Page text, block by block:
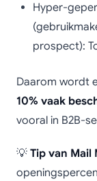
Hyper-
prospect):
Daarom wordt
10% vaak
vooral in B2B-
💡 Tip van Mail